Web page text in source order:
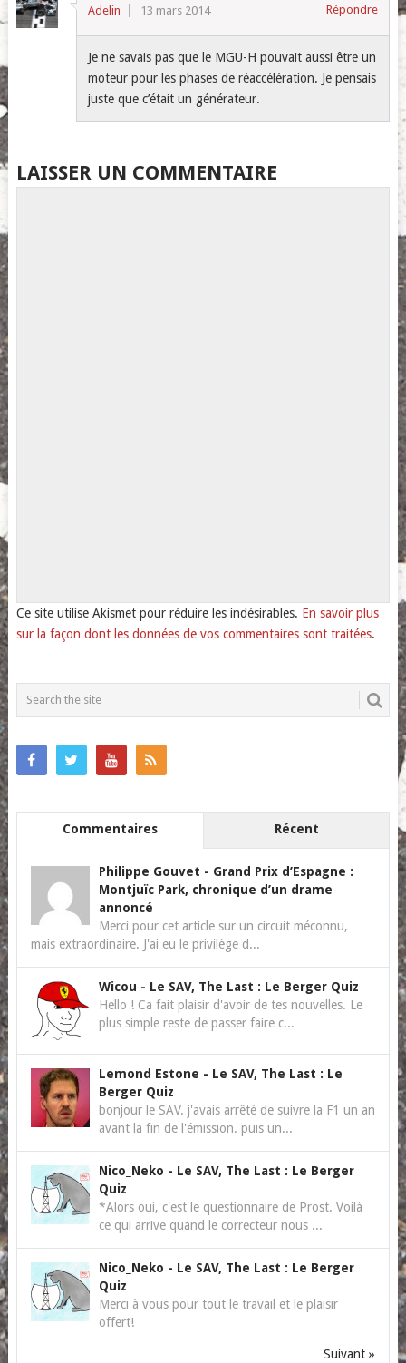
Adelin 13 mars 2014 Répondre
Je ne savais pas que le MGU-H pouvait aussi être un
moteur pour les phases de réaccélération. Je pensais
juste que c’était un générateur.
LAISSER UN COMMENTAIRE
Ce site utilise Akismet pour réduire les indésirables. En savoir plus
sur la façon dont les données de vos commentaires sont traitées.
Commentaires Récent
Philippe Gouvet - Grand Prix d’Espagne :
Montjuïc Park, chronique d’un drame
annoncé
Merci pour cet article sur un circuit méconnu,
mais extraordinaire. J'ai eu le privilège d...
Wicou - Le SAV, The Last : Le Berger Quiz
Hello ! Ca fait plaisir d'avoir de tes nouvelles. Le
plus simple reste de passer faire c...
Lemond Estone - Le SAV, The Last : Le
Berger Quiz
bonjour le SAV. j'avais arrêté de suivre la F1 un an
avant la fin de l'émission. puis un...
Nico_Neko - Le SAV, The Last : Le Berger
Quiz
*Alors oui, c'est le questionnaire de Prost. Voilà
ce qui arrive quand le correcteur nous ...
Nico_Neko - Le SAV, The Last : Le Berger
Quiz
Merci à vous pour tout le travail et le plaisir
offert!
Suivant »